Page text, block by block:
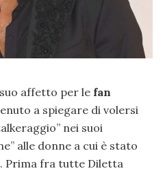
affetto per le fan
a spiegare di volersi
nei suoi
alle donne a cui è stato
Prima fra tutte Diletta